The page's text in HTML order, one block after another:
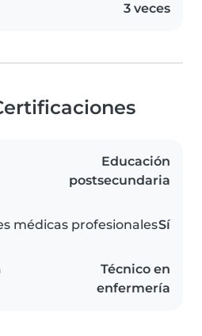
3 veces
Educación
postsecundaria
médicas profesionalesSí
Técnico en
enfermería